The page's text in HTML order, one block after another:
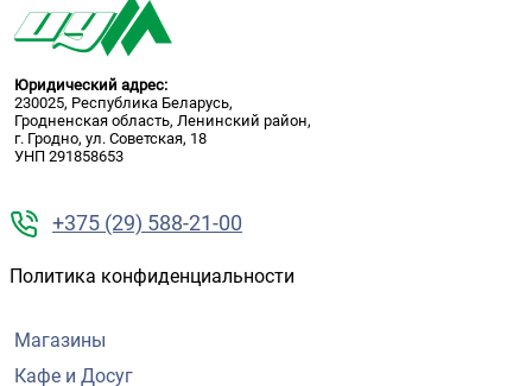
Юридический адрес:
230025, Республика Беларусь,
Гродненская область, Ленинский район,
г. Гродно, ул. Советская, 18
УНП 291858653
+375 (29) 588-21-00
Политика конфиденциальности
Магазины
Кафе и Досуг